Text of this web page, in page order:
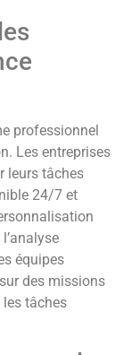
professionnel
Les entreprises
leurs tâches
24/7 et
équipes
des missions
les tâches